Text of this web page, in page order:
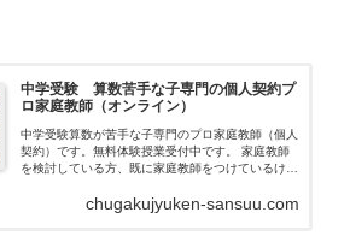
中学受験 算数苦手な子専門の個人契約プ
ロ家庭教師（オンライン）
中学受験算数が苦手な子専門のプロ家庭教師（個人
契約）です。無料体験授業受付中です。 家庭教師
を検討している方、既に家庭教師をつけているけれ
ます。丸暗記に頼らず正しく理解することで、少し
chugakujyuken-sansuu.com